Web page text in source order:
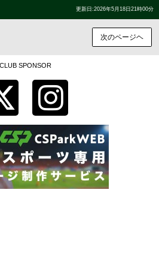
更新日:2026年5月18日21時00分
次のページヘ
CLUB SPONSOR